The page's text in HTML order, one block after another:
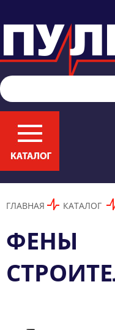
ГЛАВНАЯ КАТАЛОГ
ФЕНЫ